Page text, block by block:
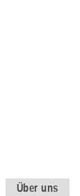
Über uns